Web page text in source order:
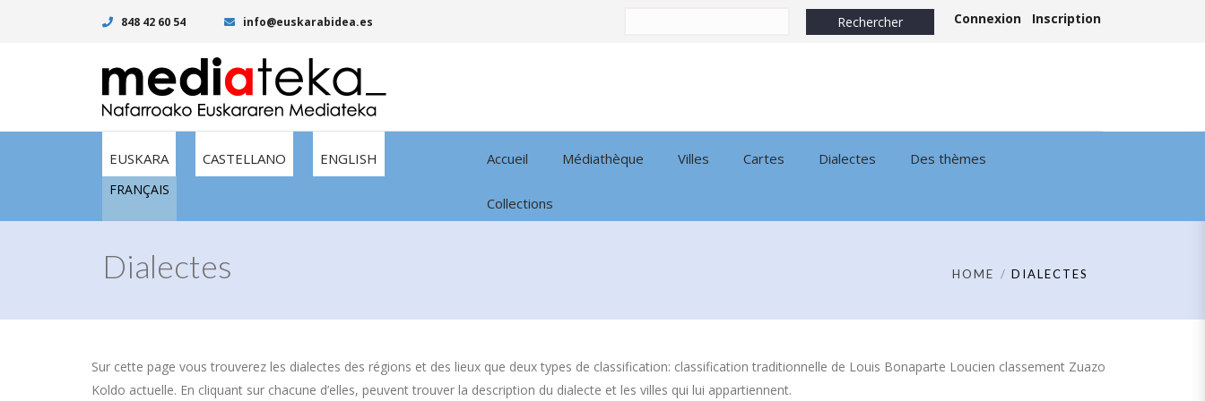
848 42 60 54 info@euskarabidea.es Connexion Inscription
EUSKARA CASTELLANO ENGLISH
FRANÇAIS
Accueil Médiathèque Villes Cartes Dialectes Des thèmes
Collections
Dialectes HOME DIALECTES
Sur cette page vous trouverez les dialectes des régions et des lieux que deux types de classification: classification traditionnelle de Louis Bonaparte Loucien classement Zuazo
Koldo actuelle. En cliquant sur chacune d’elles, peuvent trouver la description du dialecte et les villes qui lui appartiennent.